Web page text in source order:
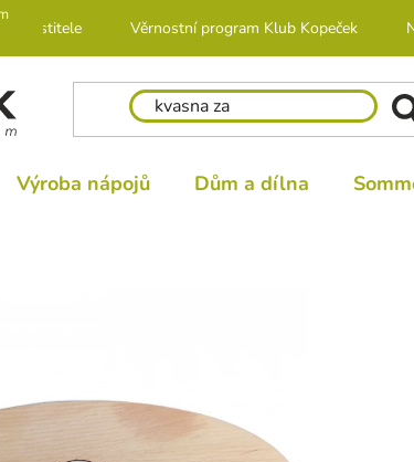
pěstitele Věrnostní program Klub Kopeček
Výroba nápojů Dům a dílna